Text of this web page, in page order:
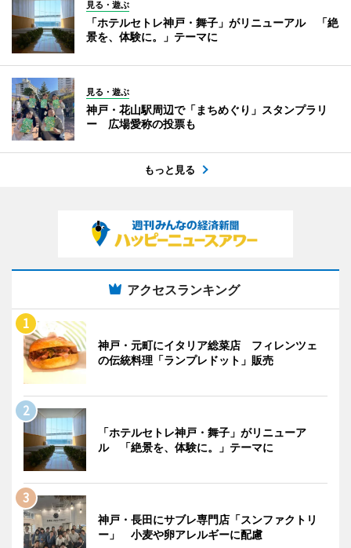
見る・遊ぶ
「ホテルセトレ神戸・舞子」がリニューアル 「絶
景を、体験に。」テーマに
見る・遊ぶ
神戸・花山駅周辺で「まちめぐり」スタンプラリ
ー 広場愛称の投票も
もっと見る
アクセスランキング
神戸・元町にイタリア総菜店 フィレンツェ
の伝統料理「ランプレドット」販売
「ホテルセトレ神戸・舞子」がリニューア
ル 「絶景を、体験に。」テーマに
神戸・長田にサブレ専門店「スンファクトリ
ー」 小麦や卵アレルギーに配慮